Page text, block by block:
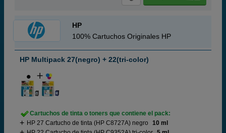
HP
100% Cartuchos Originales HP
HP Multipack 27(negro) + 22(tri-color)
Cartuchos de tinta o toners que contiene el pack:
HP 27 Cartucho de tinta (HP C8727A) negro
10 ml